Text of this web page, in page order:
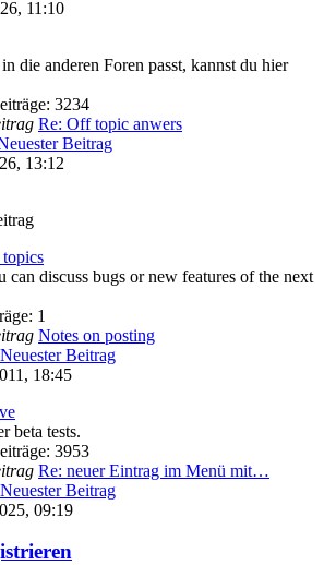
11:10
die anderen Foren passt, kannst du hier
: 3234
Re: Off topic anwers
Beitrag
13:12
can discuss bugs or new features of the next
: 1
Notes on posting
Neuester Beitrag
18:45
beta tests.
: 3953
Re: neuer Eintrag im Menü mit…
Neuester Beitrag
09:19